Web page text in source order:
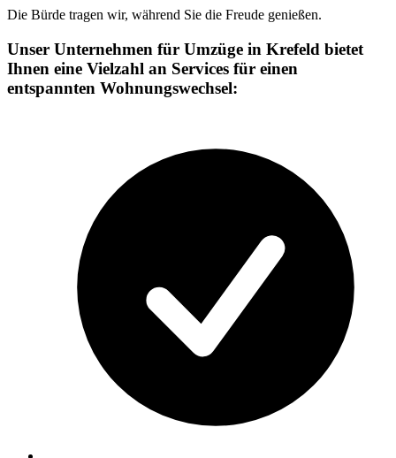
Die Bürde tragen wir, während Sie die Freude genießen.
Unser Unternehmen für Umzüge in Krefeld bietet
Ihnen eine Vielzahl an Services für einen
entspannten Wohnungswechsel: